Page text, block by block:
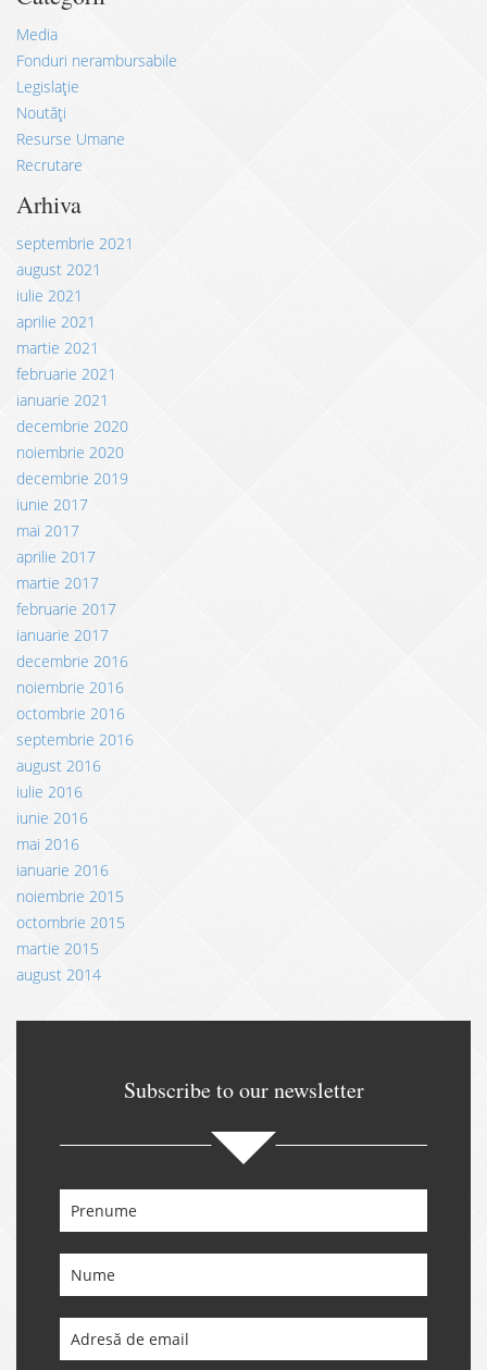
Media
Fonduri nerambursabile
Legislație
Noutăți
Resurse Umane
Recrutare
Arhiva
septembrie 2021
august 2021
iulie 2021
aprilie 2021
martie 2021
februarie 2021
ianuarie 2021
decembrie 2020
noiembrie 2020
decembrie 2019
iunie 2017
mai 2017
aprilie 2017
martie 2017
februarie 2017
ianuarie 2017
decembrie 2016
noiembrie 2016
octombrie 2016
septembrie 2016
august 2016
iulie 2016
iunie 2016
mai 2016
ianuarie 2016
noiembrie 2015
octombrie 2015
martie 2015
august 2014
Subscribe to our newsletter